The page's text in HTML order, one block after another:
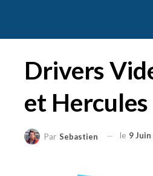
Drivers
et Hercules
Par Sebastien le 9 Juin